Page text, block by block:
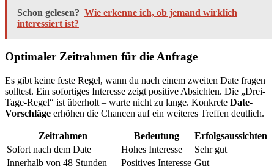
Schon gelesen? Wie erkenne ich, ob jemand wirklich
interessiert ist?
Optimaler Zeitrahmen für die Anfrage
Es gibt keine feste Regel, wann du nach einem zweiten Date fragen
solltest. Ein sofortiges Interesse zeigt positive Absichten. Die „Drei-
Tage-Regel“ ist überholt – warte nicht zu lange. Konkrete Date-
Vorschläge erhöhen die Chancen auf ein weiteres Treffen deutlich.
Zeitrahmen Bedeutung
Erfolgsaussichten
Sofort nach dem Date
Hohes Interesse
Sehr gut
Innerhalb von 48 Stunden
Positives Interesse Gut